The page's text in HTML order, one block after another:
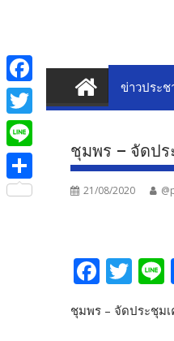
ข่าวประ
ชุมพร – จัดปร
21/08/2020
F
ac
e
T
w
itt
ชุมพร – จัดประชุม
F
a
c
e
b
T
w
i
L
iS